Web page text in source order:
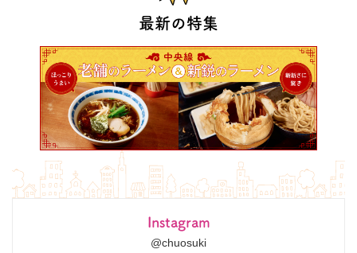
最新の特集
Instagram
@chuosuki